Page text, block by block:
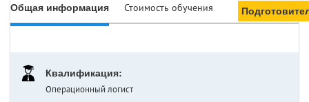
Общая информация Стоимость обучения
Квалификация:
Операционный логист